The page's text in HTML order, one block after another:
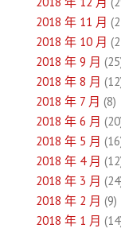
2018 年 11 月
2018 年 10 月
2018 年 9 月
2018 年 8 月
2018 年 7 月 (8)
2018 年 6 月
2018 年 5 月
2018 年 4 月
2018 年 3 月
2018 年 2 月 (9)
2018 年 1 月